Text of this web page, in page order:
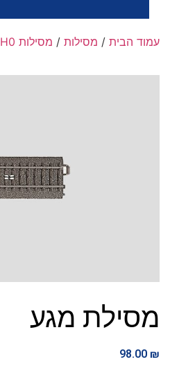
עמוד הבית / מסילות / מסילות Maerklin-C H0
מסילת מגע
98.00 ₪